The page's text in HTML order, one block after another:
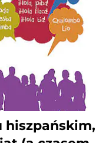
hiszpańskim,